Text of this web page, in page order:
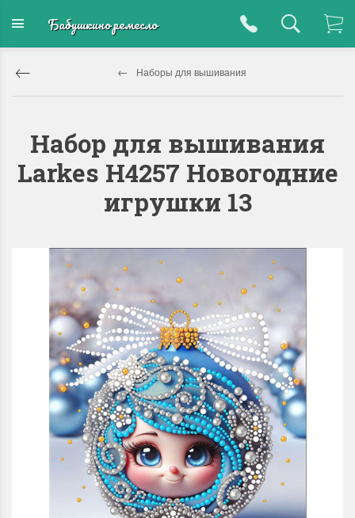
Бабушкино ремесло
Наборы для вышивания
Набор для вышивания
Larkes Н4257 Новогодние
игрушки 13